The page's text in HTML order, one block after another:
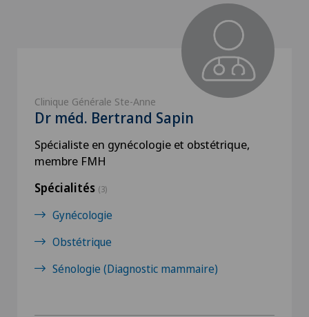
Clinique Générale Ste-Anne
Dr méd. Bertrand Sapin
Spécialiste en gynécologie et obstétrique,
membre FMH
Spécialités (3)
Gynécologie
Obstétrique
Sénologie (Diagnostic mammaire)